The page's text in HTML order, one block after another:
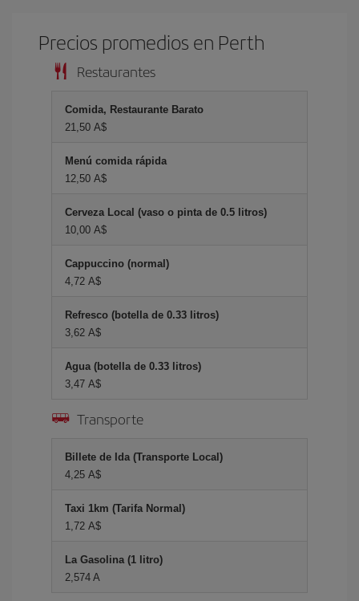
Precios promedios en Perth
Restaurantes
Comida, Restaurante Barato
21,50 A$
Menú comida rápida
12,50 A$
Cerveza Local (vaso o pinta de 0.5 litros)
10,00 A$
Cappuccino (normal)
4,72 A$
Refresco (botella de 0.33 litros)
3,62 A$
Agua (botella de 0.33 litros)
3,47 A$
Transporte
Billete de Ida (Transporte Local)
4,25 A$
Taxi 1km (Tarifa Normal)
1,72 A$
La Gasolina (1 litro)
2,574 A